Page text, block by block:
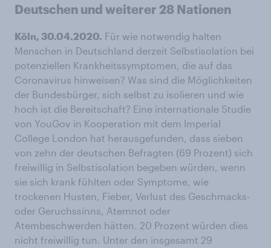
Deutschen und weiterer 28 Nationen
Köln, 30.04.2020. Für wie notwendig halten
Menschen in Deutschland derzeit Selbstisolation bei
potenziellen Krankheitssymptomen, die auf das
Coronavirus hinweisen? Was sind die Möglichkeiten
der Bundesbürger, sich selbst zu isolieren und wie
hoch ist die Bereitschaft? Eine internationale Studie
von YouGov in Kooperation mit dem Imperial
College London hat herausgefunden, dass sieben
von zehn der deutschen Befragten (69 Prozent) sich
freiwillig in Selbstisolation begeben würden, wenn
sie sich krank fühlten oder Symptome, wie
trockenen Husten, Fieber, Verlust des Geschmacks-
oder Geruchssinns, Atemnot oder
Atembeschwerden hätten. 20 Prozent würden dies
nicht freiwillig tun. Unter den insgesamt 29